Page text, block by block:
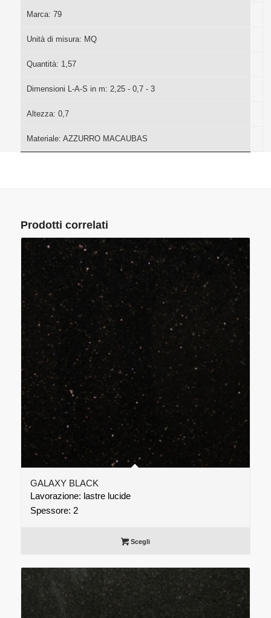
Marca: 79
Unità di misura: MQ
Quantità: 1,57
Dimensioni L-A-S in m: 2,25 - 0,7 - 3
Altezza: 0,7
Materiale: AZZURRO MACAUBAS
Prodotti correlati
GALAXY BLACK
Lavorazione: lastre lucide
Spessore: 2
Scegli